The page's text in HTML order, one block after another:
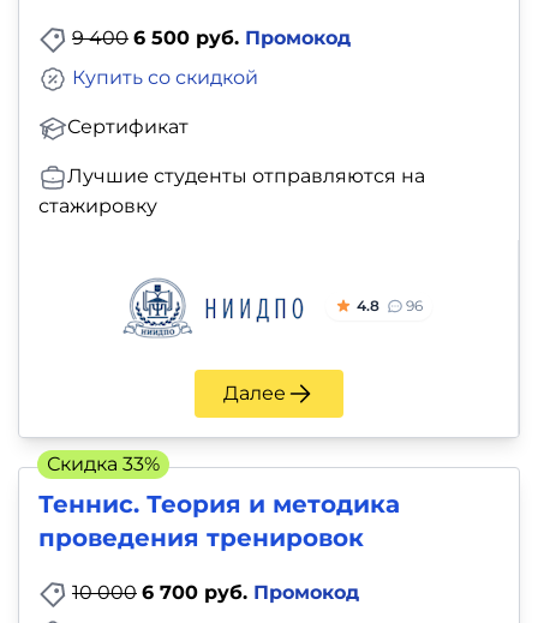
9 400 6 500 руб. Промокод
Сертификат
Купить со скидкой
Лучшие студенты отправляются на
стажировку
4.8 96
Далее
Теннис. Теория и методика
проведения тренировок
10 000 6 700 руб. Промокод
Скидка 33%